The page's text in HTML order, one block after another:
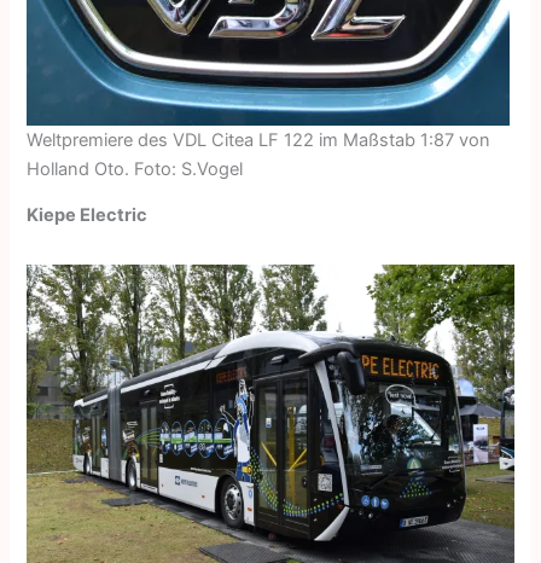
Weltpremiere des VDL Citea LF 122 im Maßstab 1:87 von
Holland Oto. Foto: S.Vogel
Kiepe Electric